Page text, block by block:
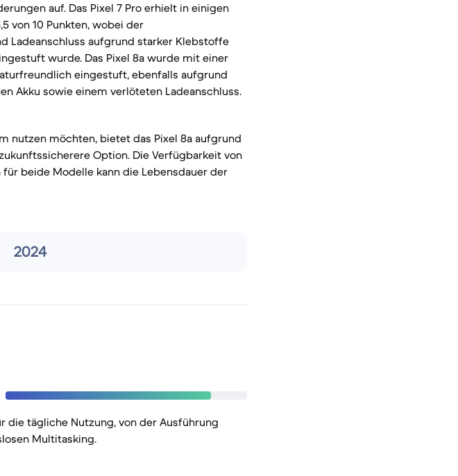
auf. Das Pixel 7 Pro erhielt in einigen
von 10 Punkten, wobei der
Ladeanschluss aufgrund starker Klebstoffe
wurde. Das Pixel 8a wurde mit einer
eingestuft, ebenfalls aufgrund
Akku sowie einem verlöteten Ladeanschluss.
nutzen möchten, bietet das Pixel 8a aufgrund
Option. Die Verfügbarkeit von
beide Modelle kann die Lebensdauer der
2024
die tägliche Nutzung, von der Ausführung
Multitasking.